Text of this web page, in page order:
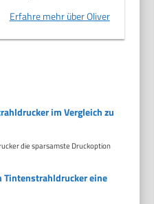
Erfahre mehr über Oliver
im Vergleich zu
die sparsamste Druckoption
Tintenstrahldrucker eine